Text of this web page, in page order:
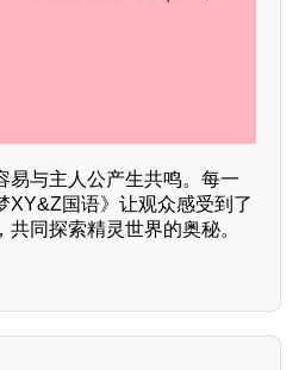
易与主人公产生共鸣。每一
XY&Z国语》让观众感受到了
同探索精灵世界的奥秘。